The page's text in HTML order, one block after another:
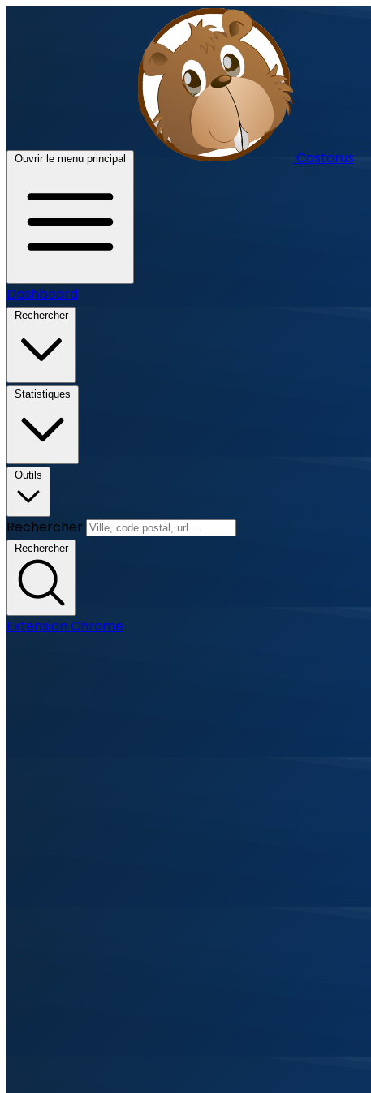
Ouvrir le menu principal Castorus
Dashboard
Rechercher
Statistiques
Outils
Rechercher
Rechercher
Extension Chrome